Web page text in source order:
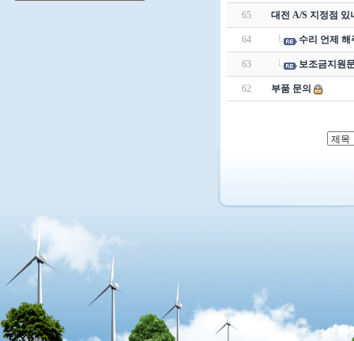
65 대전 A/S 지정점
64 수리 언제
63 보조금지원
62 부품 문의